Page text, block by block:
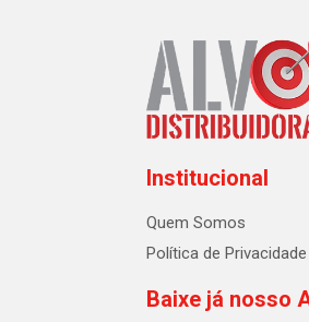
Institucional
Quem Somos
Política de Privacidade
Baixe já nosso